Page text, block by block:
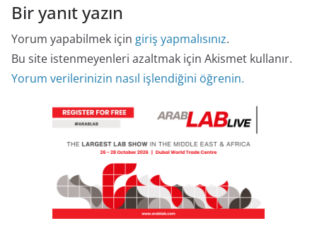
Bir yanıt yazın
Yorum yapabilmek için giriş yapmalısınız.
Bu site istenmeyenleri azaltmak için Akismet kullanır.
Yorum verilerinizin nasıl işlendiğini öğrenin.